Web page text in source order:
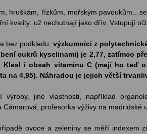
za Humpolec. V
hruškám, řízkům, mořským
kvality: už nechutnají jako dřív. Vstupují
bez podkladu: výzkumníci z
cukrů kyselinami) je 2,77, zatímco
Klesl i obsah vitamínu C (mají ho teď
na 4,95). Náhradou je jejich větší
výroby, jiné vlastnosti, například
Cámarová, profesorka výživy na madridské
ovoce a zeleniny se měří indexem